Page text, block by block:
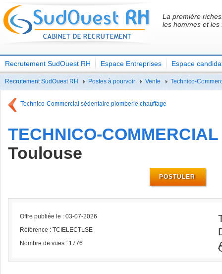
La première
les hommes et
Recrutement SudOuest RH Espace Entreprises Espace
Recrutement SudOuest RH Postes à pourvoir Vente Technico-
Technico-Commercial sédentaire plomberie chauffage
TECHNICO-
Toulouse
POSTULER
Offre publiée le : 03-07-2026
Référence : TCIELECTLSE
Nombre de vues : 1776